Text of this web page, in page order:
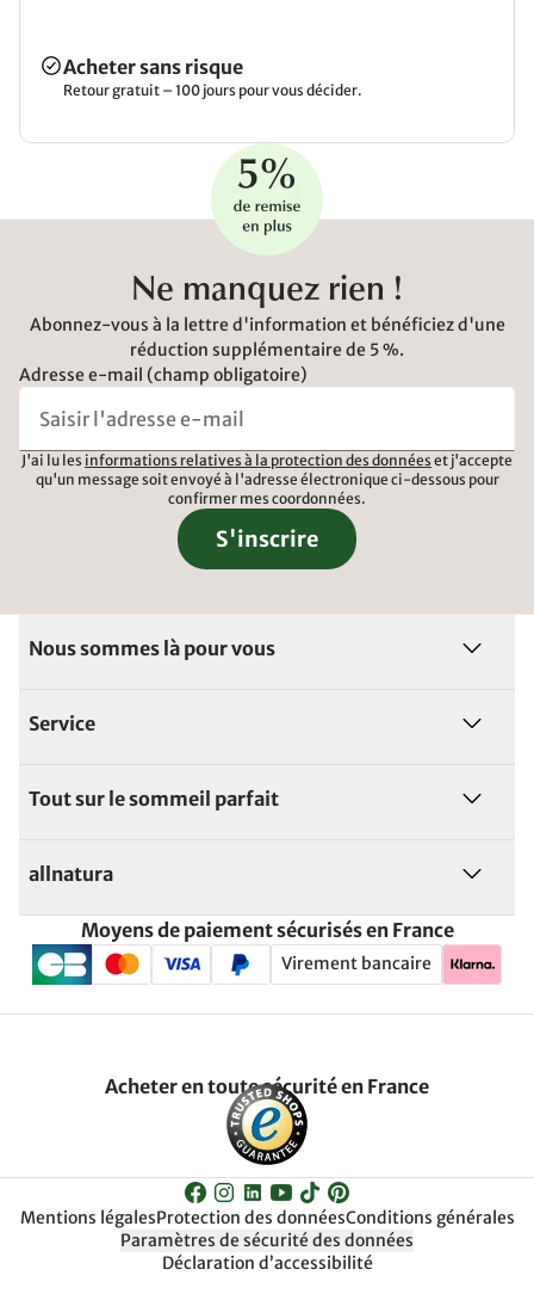
Acheter sans risque
Retour gratuit – 100 jours pour vous décider.
Ne manquez rien !
Abonnez-vous à la lettre d'information et bénéficiez d'une
réduction supplémentaire de 5 %.
Adresse e-mail (champ obligatoire)
J'ai lu les informations relatives à la protection des données et j'accepte
qu'un message soit envoyé à l'adresse électronique ci-dessous pour
confirmer mes coordonnées.
S'inscrire
Nous sommes là pour vous
Service
Tout sur le sommeil parfait
allnatura
Moyens de paiement sécurisés en France
Virement bancaire
Acheter en toute sécurité en France
Mentions légalesProtection des donnéesConditions générales
Paramètres de sécurité des données
Déclaration d’accessibilité